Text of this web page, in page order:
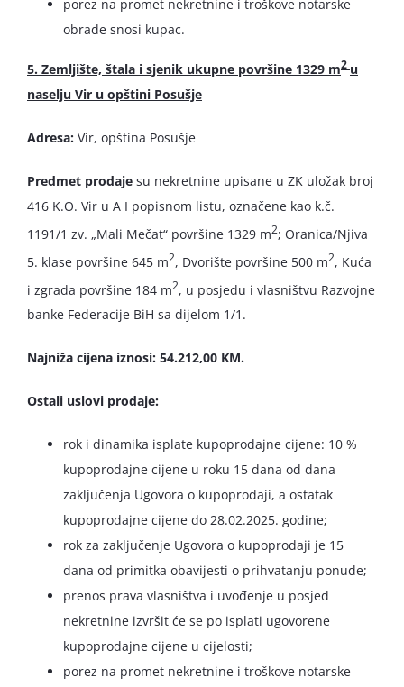
porez na promet nekretnine i troškove notarske
obrade snosi kupac.
5. Zemljište, štala i sjenik ukupne površine 1329 m2 u
naselju Vir u opštini Posušje
Adresa: Vir, opština Posušje
Predmet prodaje su nekretnine upisane u ZK uložak broj
416 K.O. Vir u A I popisnom listu, označene kao k.č.
1191/1 zv. „Mali Mečat“ površine 1329 m2; Oranica/Njiva
5. klase površine 645 m2, Dvorište površine 500 m2, Kuća
i zgrada površine 184 m2, u posjedu i vlasništvu Razvojne
banke Federacije BiH sa dijelom 1/1.
Najniža cijena iznosi: 54.212,00 KM.
Ostali uslovi prodaje:
rok i dinamika isplate kupoprodajne cijene: 10 %
kupoprodajne cijene u roku 15 dana od dana
zaključenja Ugovora o kupoprodaji, a ostatak
kupoprodajne cijene do 28.02.2025. godine;
rok za zaključenje Ugovora o kupoprodaji je 15
dana od primitka obavijesti o prihvatanju ponude;
prenos prava vlasništva i uvođenje u posjed
nekretnine izvršit će se po isplati ugovorene
kupoprodajne cijene u cijelosti;
porez na promet nekretnine i troškove notarske